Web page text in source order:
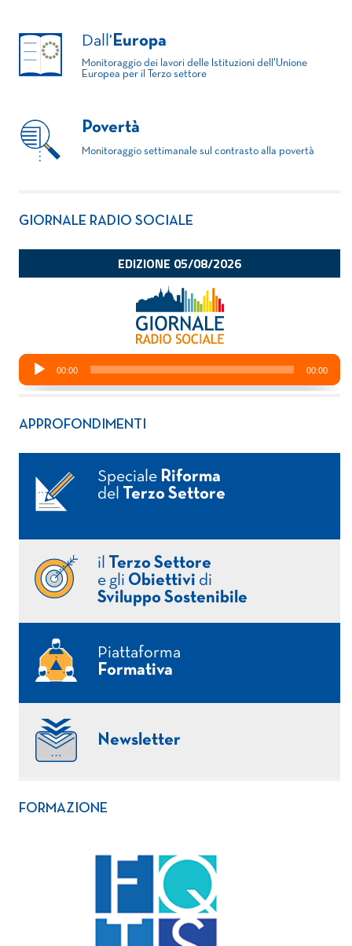
Dall' Europa
Monitoraggio dei lavori delle Istituzioni dell'Unione
Europea per il Terzo settore
Povertà
Monitoraggio settimanale sul contrasto alla povertà
GIORNALE RADIO SOCIALE
APPROFONDIMENTI
Speciale Riforma
del
Terzo Settore
il
Terzo Settore
e gli Obiettivi di
Sviluppo Sostenibile
Piattaforma
Formativa
Newsletter
FORMAZIONE